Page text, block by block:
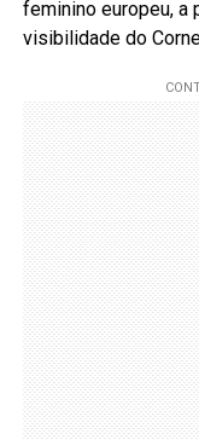
feminino europeu, a
visibilidade do